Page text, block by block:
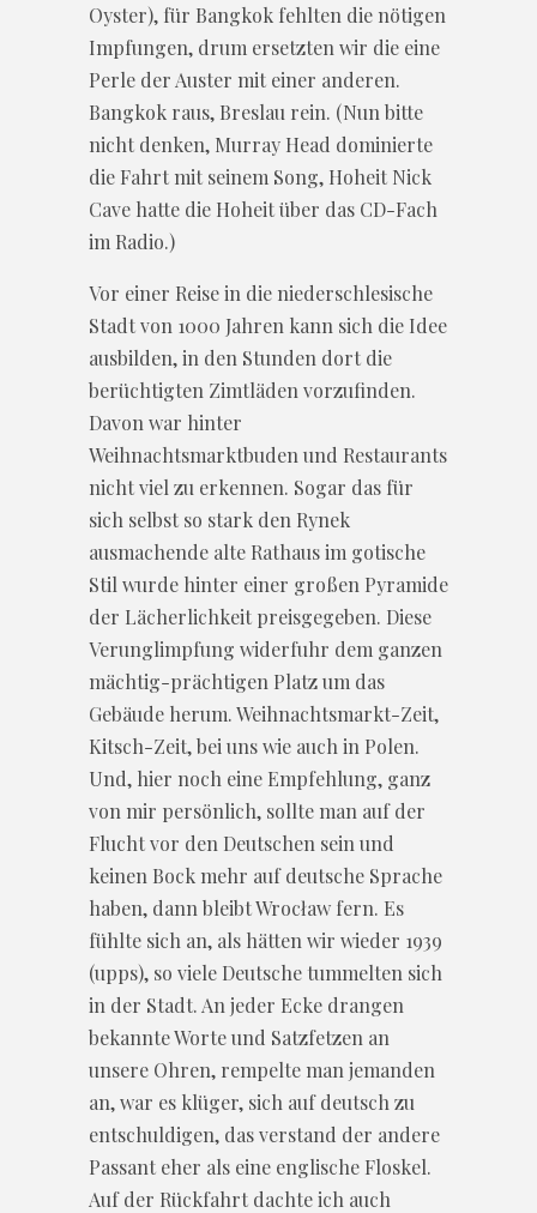
Oyster), für Bangkok fehlten die nötigen
Impfungen, drum ersetzten wir die eine
Perle der Auster mit einer anderen.
Bangkok raus, Breslau rein. (Nun bitte
nicht denken, Murray Head dominierte
die Fahrt mit seinem Song, Hoheit Nick
Cave hatte die Hoheit über das CD-Fach
im Radio.)
Vor einer Reise in die niederschlesische
Stadt von 1000 Jahren kann sich die Idee
ausbilden, in den Stunden dort die
berüchtigten Zimtläden vorzufinden.
Davon war hinter
Weihnachtsmarktbuden und Restaurants
nicht viel zu erkennen. Sogar das für
sich selbst so stark den Rynek
ausmachende alte Rathaus im gotische
Stil wurde hinter einer großen Pyramide
der Lächerlichkeit preisgegeben. Diese
Verunglimpfung widerfuhr dem ganzen
mächtig-prächtigen Platz um das
Gebäude herum. Weihnachtsmarkt-Zeit,
Kitsch-Zeit, bei uns wie auch in Polen.
Und, hier noch eine Empfehlung, ganz
von mir persönlich, sollte man auf der
Flucht vor den Deutschen sein und
keinen Bock mehr auf deutsche Sprache
haben, dann bleibt Wrocław fern. Es
fühlte sich an, als hätten wir wieder 1939
(upps), so viele Deutsche tummelten sich
in der Stadt. An jeder Ecke drangen
bekannte Worte und Satzfetzen an
unsere Ohren, rempelte man jemanden
an, war es klüger, sich auf deutsch zu
entschuldigen, das verstand der andere
Passant eher als eine englische Floskel.
Auf der Rückfahrt dachte ich auch